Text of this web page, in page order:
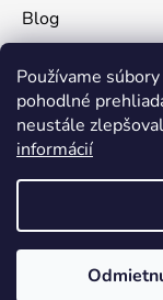
Používame
pohodlné
neustále
informácií
Blog
Instagram
Copyright